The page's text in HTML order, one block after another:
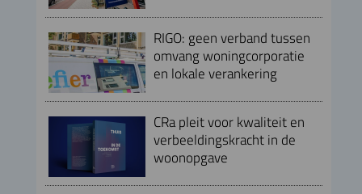
RIGO: geen verband tussen
omvang woningcorporatie
en lokale verankering
CRa pleit voor kwaliteit en
verbeeldingskracht in de
woonopgave